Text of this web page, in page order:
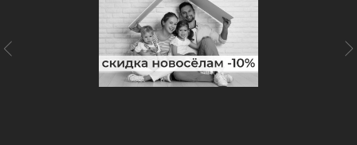
Консультация специалиста